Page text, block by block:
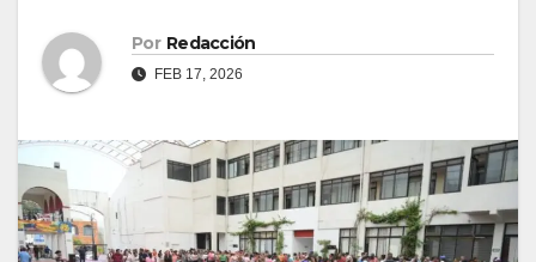
Por Redacción
FEB 17, 2026